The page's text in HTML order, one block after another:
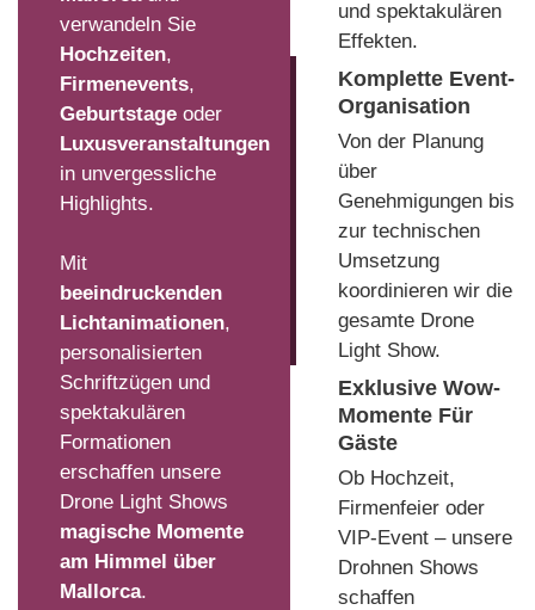
verwandeln Sie
Hochzeiten,
Firmenevents,
Geburtstage oder
Luxusveranstaltungen
in unvergessliche
Highlights.
Mit
beeindruckenden
Lichtanimationen,
personalisierten
Schriftzügen und
spektakulären
Formationen
erschaffen unsere
Drone Light Shows
magische Momente
am Himmel über
Mallorca.
und spektakulären
Effekten.
Komplette Event-
Organisation
Von der Planung
über
Genehmigungen bis
zur technischen
Umsetzung
koordinieren wir die
gesamte Drone
Light Show.
Exklusive Wow-
Momente Für
Gäste
Ob Hochzeit,
Firmenfeier oder
VIP-Event – unsere
Drohnen Shows
schaffen